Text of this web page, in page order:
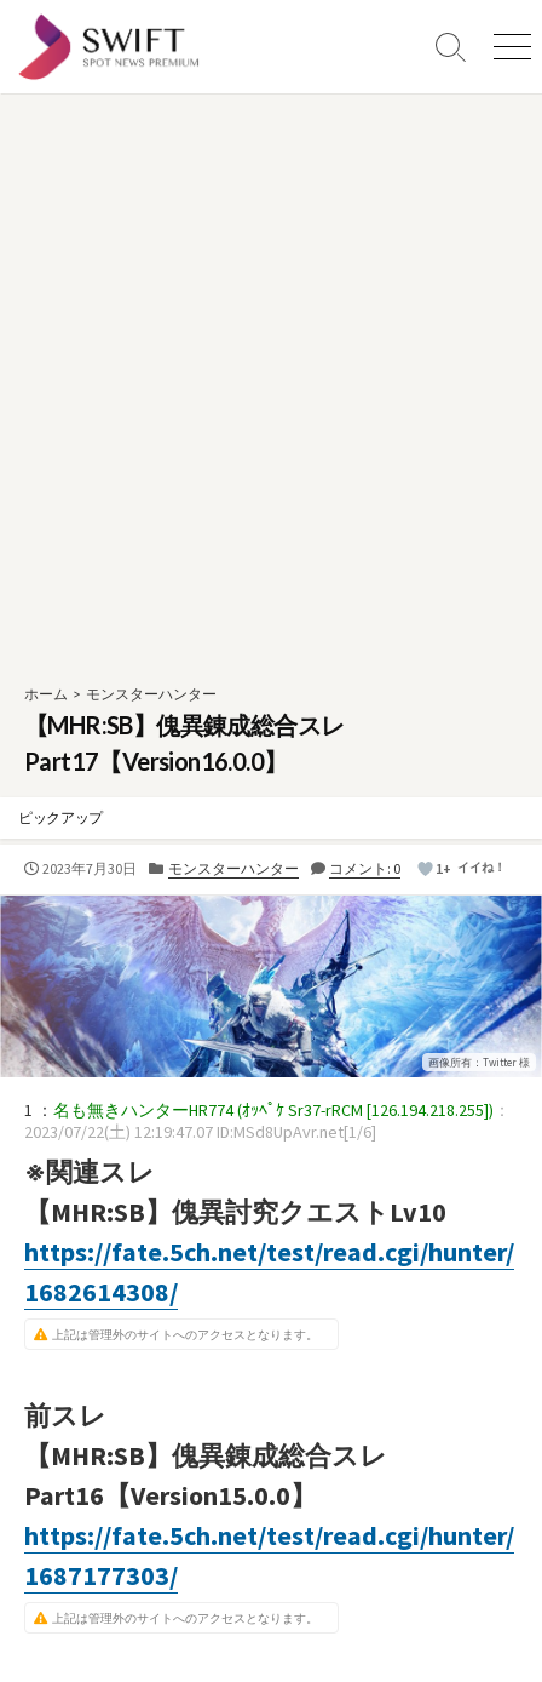
テ
検
メ
ホーム > モンスターハンター
【MHR:SB】傀異錬成総合スレ
Part17【Version16.0.0】
ピックアップ
公
日
2023年7月30日
カ
ゴ
リ
ー
モンスターハンター コメント: 0 1+ イイね！
画像所有：Twitter 様
1 ： 名も無きハンターHR774 (ｵｯﾍﾟｹ Sr37-rRCM [126.194.218.255]) ：
2023/07/22(土) 12:19:47.07 ID:MSd8UpAvr.net[1/6]
※関連スレ
【MHR:SB】傀異討究クエストLv10
https://fate.5ch.net/test/read.cgi/hunter/
1682614308/
上記は管理外のサイトへのアクセスとなります。
前スレ
【MHR:SB】傀異錬成総合スレ
Part16【Version15.0.0】
https://fate.5ch.net/test/read.cgi/hunter/
1687177303/
上記は管理外のサイトへのアクセスとなります。